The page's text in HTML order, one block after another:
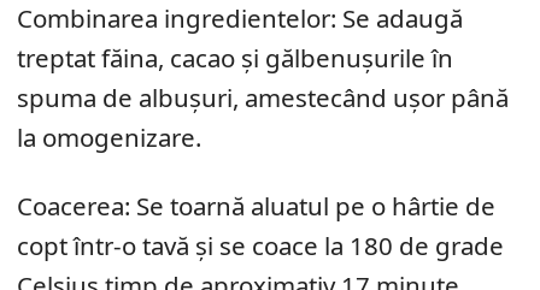
Combinarea ingredientelor: Se adaugă
treptat făina, cacao și gălbenușurile în
spuma de albușuri, amestecând ușor până
la omogenizare.
Coacerea: Se toarnă aluatul pe o hârtie de
copt într-o tavă și se coace la 180 de grade